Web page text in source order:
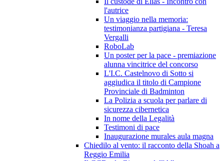
l'autrice
Un viaggio nella memoria:
testimonianza partigiana - Teresa
Vergalli
RoboLab
Un poster per la pace - premiazione
alunna vincitrice del concorso
L'I.C. Castelnovo di Sotto si
aggiudica il titolo di Campione
Provinciale di Badminton
La Polizia a scuola per parlare di
sicurezza cibernetica
In nome della Legalità
Testimoni di pace
Inaugurazione murales aula magna
Chiedilo al vento: il racconto della Shoah a
Reggio Emilia